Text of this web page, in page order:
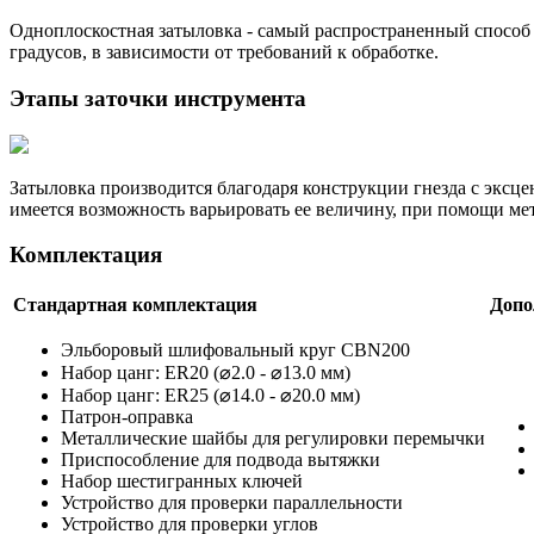
Одноплоскостная затыловка - самый распространенный
градусов, в зависимости от требований к обработке.
Этапы заточки инструмента
Затыловка производится благодаря конструкции гнезда с
имеется возможность варьировать ее величину, при помощи
Комплектация
Стандартная комплектация
Эльборовый шлифовальный круг CBN200
Набор цанг: ER20 (⌀2.0 - ⌀13.0 мм)
Набор цанг: ER25 (⌀14.0 - ⌀20.0 мм)
Патрон-оправка
Металлические шайбы для регулировки перемычки
Приспособление для подвода вытяжки
Набор шестигранных ключей
Устройство для проверки параллельности
Устройство для проверки углов